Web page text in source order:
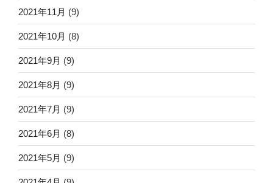
2021年11月 (9)
2021年10月 (8)
2021年9月 (9)
2021年8月 (9)
2021年7月 (9)
2021年6月 (8)
2021年5月 (9)